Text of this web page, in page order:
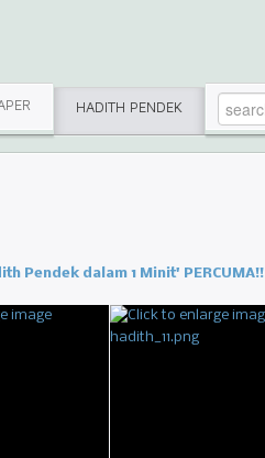
HADITH PENDEK
Pendek dalam 1 Minit' PERCUMA!!